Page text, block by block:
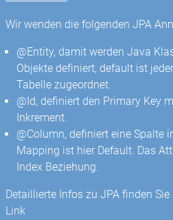
Wir wenden die folgenden JPA
@Entity, damit werden Java
Objekte definiert, default ist
Tabelle zugeordnet.
@Id, definiert den Primary Key
Inkrement.
@Column, definiert eine Spalte
Mapping ist hier Default. Das
Index Beziehung.
Detaillierte Infos zu JPA finden
Link